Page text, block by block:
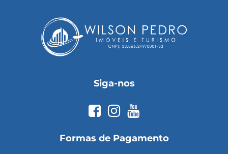
Siga-nos
Formas de Pagamento